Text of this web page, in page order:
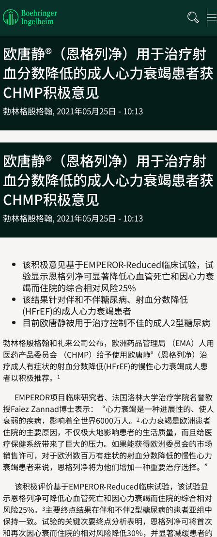
Boehringer
Ingelheim
欧唐静®（恩格列净）用于治疗射
血分数降低的成人心力衰竭患者获
CHMP积极意见
勃林格殷格翰, 2021年05月25日 - 10:13
欧唐静®（恩格列净）用于治疗射
血分数降低的成人心力衰竭患者获
CHMP积极意见
勃林格殷格翰, 2021年05月25日 - 10:13
该积极意见基于EMPEROR-Reduced临床试验，试
验显示恩格列净可显著降低心血管死亡和因心力衰
竭而住院的综合相对风险25%
该结果针对伴和不伴糖尿病、射血分数降低
(HFrEF)的成人心力衰竭患者
目前欧唐静被用于治疗控制不佳的成人2型糖尿病
勃林格殷格翰和礼来公司公布，欧洲药品管理局 （EMA）人用
医药产品委员会 （CHMP）给予使用欧唐静®
（恩格列净）治
疗成人有症状的射血分数降低(HFrEF)的慢性心力衰竭成人患
者以积极推荐。
1
EMPEROR项目临床研究者、法国洛林大学治疗学院名誉教
授Faiez Zannad博士表示：“心力衰竭是一种进展性的、使人
衰弱的疾病，影响着全世界6000万人。
2 心力衰竭是欧洲患者
住院的主要原因，不仅极大地影响患者的生活质量，而且给医
疗保健系统带来了巨大的压力。如果能获得欧洲委员会的市场
销售许可，对于欧洲数百万有症状的射血分数降低的慢性心力
衰竭患者来说，恩格列净将为他们增加一种重要治疗选择。”
该积极评价基于EMPEROR-Reduced临床试验，该试验显
示恩格列净可降低心血管死亡和因心力衰竭而住院的综合相对
风险25%。
3主要终点结果在伴和不伴2型糖尿病的患者亚组中
保持一致。试验的关键次要终点分析表明，恩格列净可将首次
和再次因心衰而住院的相对风险降低30%，并显著减缓患者的